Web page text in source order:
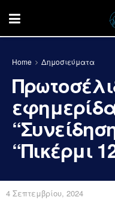
Home Δημοσιεύματα
“Πικέρμι
4 Σεπτεμβρίου, 2024